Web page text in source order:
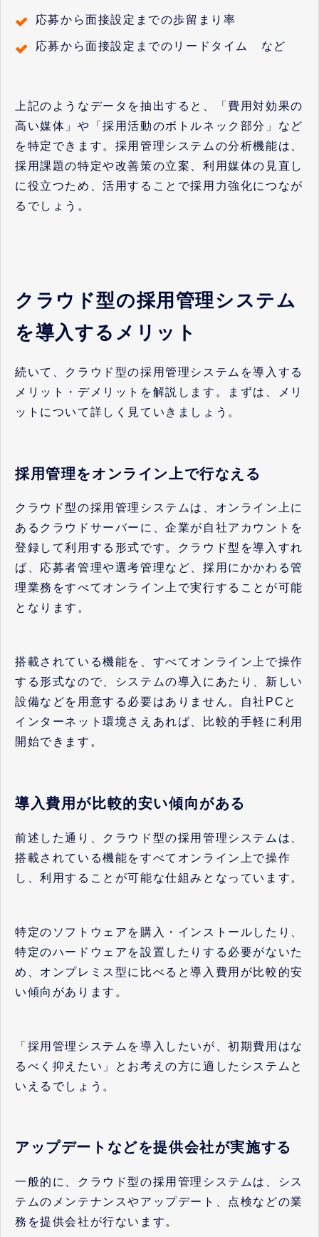
応募から面接設定までの歩留まり率
応募から面接設定までのリードタイム など
上記のようなデータを抽出すると、「費用対効果の
高い媒体」や「採用活動のボトルネック部分」など
を特定できます。採用管理システムの分析機能は、
採用課題の特定や改善策の立案、利用媒体の見直し
に役立つため、活用することで採用力強化につなが
るでしょう。
クラウド型の採用管理システム
を導入するメリット
続いて、クラウド型の採用管理システムを導入する
メリット・デメリットを解説します。まずは、メリ
ットについて詳しく見ていきましょう。
採用管理をオンライン上で行なえる
クラウド型の採用管理システムは、オンライン上に
あるクラウドサーバーに、企業が自社アカウントを
登録して利用する形式です。クラウド型を導入すれ
ば、応募者管理や選考管理など、採用にかかわる管
理業務をすべてオンライン上で実行することが可能
となります。
搭載されている機能を、すべてオンライン上で操作
する形式なので、システムの導入にあたり、新しい
設備などを用意する必要はありません。自社PCと
インターネット環境さえあれば、比較的手軽に利用
開始できます。
導入費用が比較的安い傾向がある
前述した通り、クラウド型の採用管理システムは、
搭載されている機能をすべてオンライン上で操作
し、利用することが可能な仕組みとなっています。
特定のソフトウェアを購入・インストールしたり、
特定のハードウェアを設置したりする必要がないた
め、オンプレミス型に比べると導入費用が比較的安
い傾向があります。
「採用管理システムを導入したいが、初期費用はな
るべく抑えたい」とお考えの方に適したシステムと
いえるでしょう。
アップデートなどを提供会社が実施する
一般的に、クラウド型の採用管理システムは、シス
テムのメンテナンスやアップデート、点検などの業
務を提供会社が行ないます。